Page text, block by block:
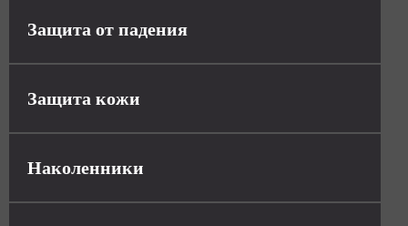
Защита от падения
Защита кожи
Наколенники